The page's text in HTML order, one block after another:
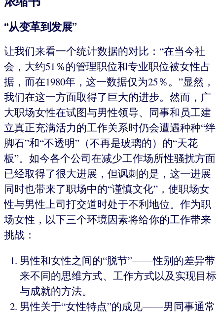
“从变革到发展”
让我们来看一个统计数据的对比：“在当今社
会，大约51％的管理职位和专业职位被女性占
据，而在1980年，这一数据仅为25％。”显然，
我们在这一方面取得了巨大的进步。然而，广
大职场女性在试图与男性领导、同事和员工建
立真正充满活力的工作关系时仍会遭遇种种“绊
脚石”和“不透明”（不再是玻璃的）的“天花
板”。如今各个公司在减少工作场所性骚扰方面
已经取得了很大进展，但讽刺的是，这一进展
同时也带来了职场中的“谨慎文化”，使职场女
性与男性上司打交道时处于不利地位。作为职
场女性，以下三个环境因素将给你的工作带来
挑战：
男性和女性之间的“脱节”——性别的差异带
来不同的思维方式、工作方式以及实现目标
与成就的方法。
男性关于“女性特点”的成见——男同事通常